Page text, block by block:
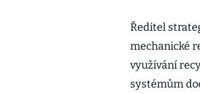
Ředitel
mechanické
využívání
systémům